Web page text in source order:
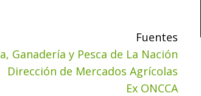
Fuentes
Ganadería y Pesca de La Nación
Dirección de Mercados Agrícolas
Ex ONCCA